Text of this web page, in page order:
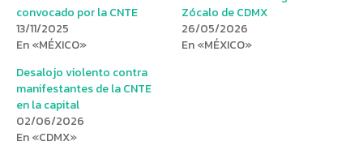
convocado por la CNTE
13/11/2025
En «MÉXICO»
Zócalo de CDMX
26/05/2026
En «MÉXICO»
Desalojo violento contra
manifestantes de la CNTE
en la capital
02/06/2026
En «CDMX»